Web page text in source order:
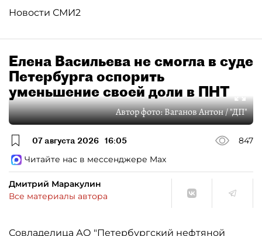
Новости СМИ2
Елена Васильева не смогла в суде
Петербурга оспорить
уменьшение своей доли в ПНТ
Автор фото:Ваганов Антон / "ДП"
07 августа 2026 16:05
847
Читайте нас в мессенджере Max
Дмитрий Маракулин
Все материалы автора
Совладелица АО "Петербургский нефтяной